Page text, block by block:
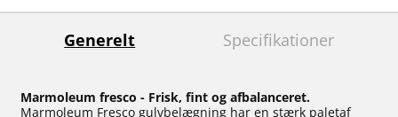
Generelt Specifikationer
Marmoleum fresco - Frisk, fint og afbalanceret.
Marmoleum Fresco gulvbelægning har en stærk paletaf